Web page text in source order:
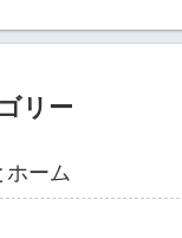
リー
ホーム